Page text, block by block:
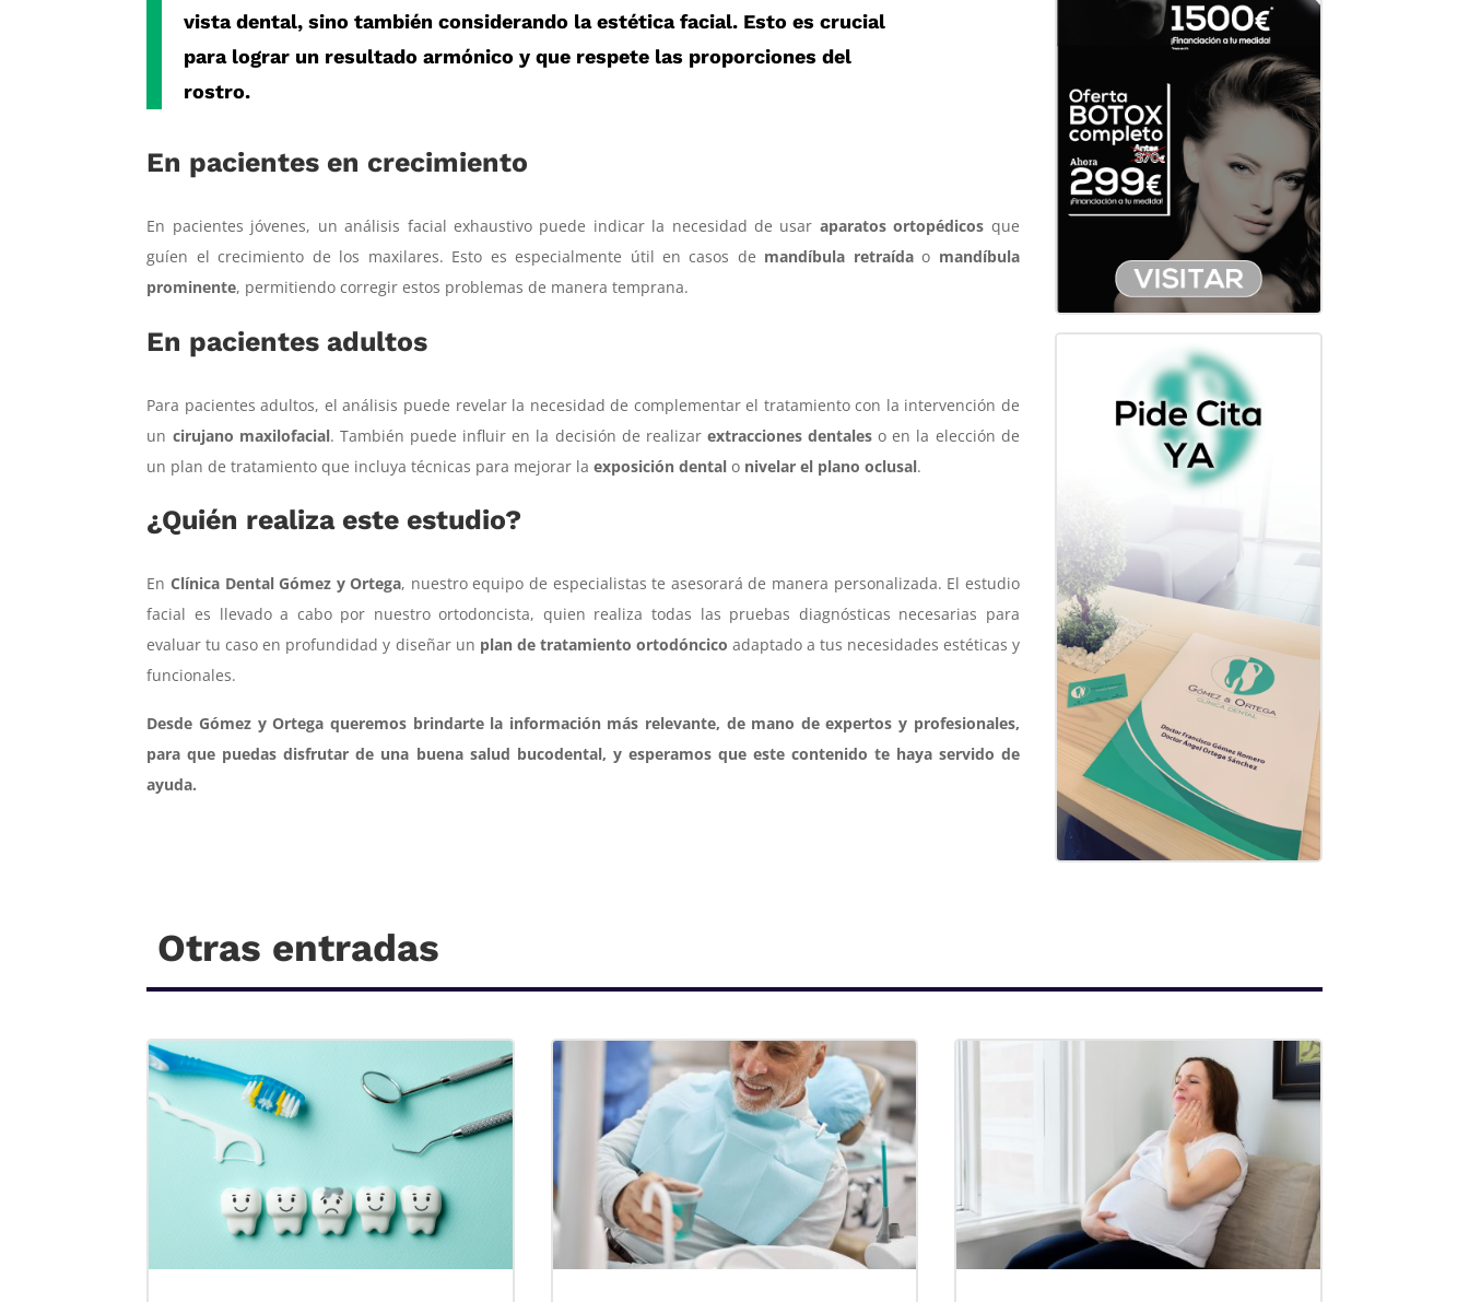
vista dental, sino también considerando la estética facial. Esto es crucial
para lograr un resultado armónico y que respete las proporciones del
rostro.
En pacientes en crecimiento
En pacientes jóvenes, un análisis facial exhaustivo puede indicar la necesidad de usar aparatos ortopédicos que
guíen el crecimiento de los maxilares. Esto es especialmente útil en casos de mandíbula retraídao mandíbula
prominente, permitiendo corregir estos problemas de manera temprana.
En pacientes adultos
Para pacientes adultos, el análisis puede revelar la necesidad de complementar el tratamiento con la intervención de
un cirujano maxilofacial. También puede influir en la decisión de realizar extracciones dentales o en la elección de
un plan de tratamiento que incluya técnicas para mejorar laexposición dental o nivelar el plano oclusal.
¿Quién realiza este estudio?
En Clínica Dental Gómez y Ortega, nuestro equipo de especialistas te asesorará de manera personalizada. El estudio
facial es llevado a cabo por nuestro ortodoncista, quien realiza todas las pruebas diagnósticas necesarias para
evaluar tu caso en profundidad y diseñar un plan de tratamiento ortodóncico adaptado a tus necesidades estéticas y
funcionales.
Desde Gómez y Ortega queremos brindarte la información más relevante, de mano de expertos y profesionales,
para que puedas disfrutar de una buena salud bucodental, y esperamos que este contenido te haya servido de
ayuda.
Otras entradas